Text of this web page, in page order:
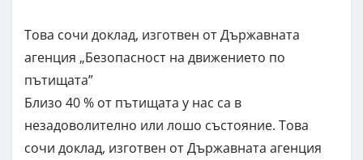
Това сочи доклад, изготвен от Държавната
агенция „Безопасност на движението по
пътищата”
Близо 40 % от пътищата у нас са в
незадоволително или лошо състояние. Това
сочи доклад, изготвен от Държавната агенция